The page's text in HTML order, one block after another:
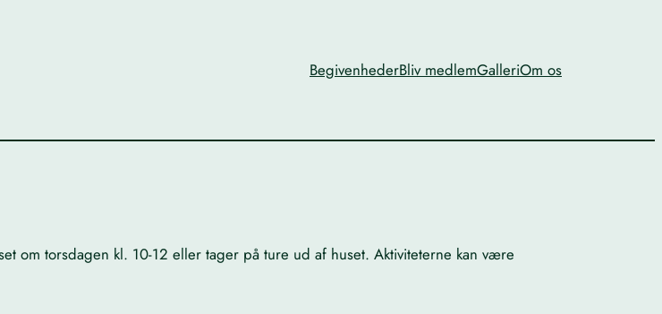
BegivenhederBliv medlemGalleriOm os
torsdagen kl. 10-12 eller tager på ture ud af huset. Aktiviteterne kan være